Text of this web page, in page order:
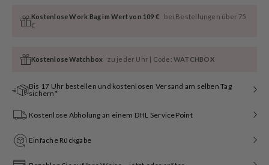
Kostenlose Work Bag im Wert von 109 €
bei Bestellungen über 75
€
Kostenlose Watchbox zu jeder Uhr | Code:WATCHBOX
Bis 17 Uhr bestellen und kostenlosen Versand am selben Tag
sichern*
Kostenlose Abholung an einem DHL ServicePoint
Einfache Rückgabe